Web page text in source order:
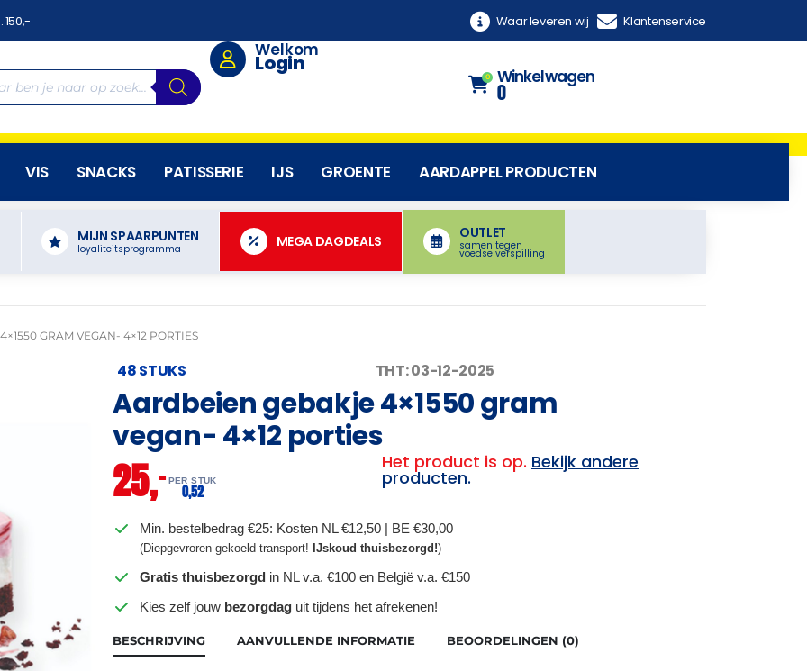
150,- Waar leveren wij Klantenservice
Welkom
Login
0 Winkelwagen
0
VIS SNACKS PATISSERIE IJS GROENTE AARDAPPEL PRODUCTEN
MIJN SPAARPUNTEN
loyaliteitsprogramma MEGA DAGDEALS
OUTLET
samen tegen
voedselverspilling
GRAM VEGAN- 4×12 PORTIES
48 STUKS THT: 03-12-2025
Aardbeien gebakje 4×1550 gram
vegan- 4×12 porties
25,– PER STUK
0,52
Het product is op. Bekijk andere
producten.
Min. bestelbedrag €25: Kosten NL €12,50 | BE €30,00
(Diepgevroren gekoeld transport!IJskoud thuisbezorgd!)
Gratis thuisbezorgd in NL v.a. €100 en België v.a. €150
Kies zelf jouw bezorgdag uit tijdens het afrekenen!
BESCHRIJVING AANVULLENDE INFORMATIE BEOORDELINGEN (0)